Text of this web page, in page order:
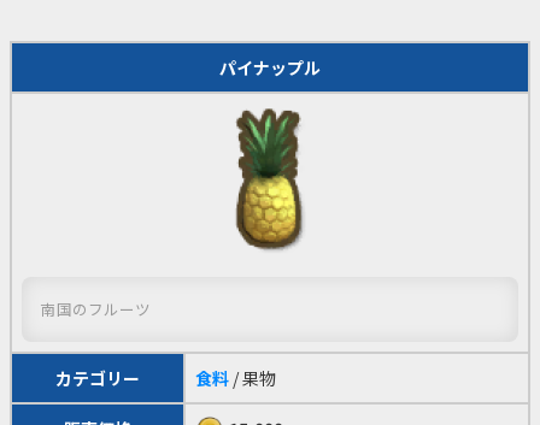
パイナップル
南国のフルーツ
カテゴリー 食料 / 果物